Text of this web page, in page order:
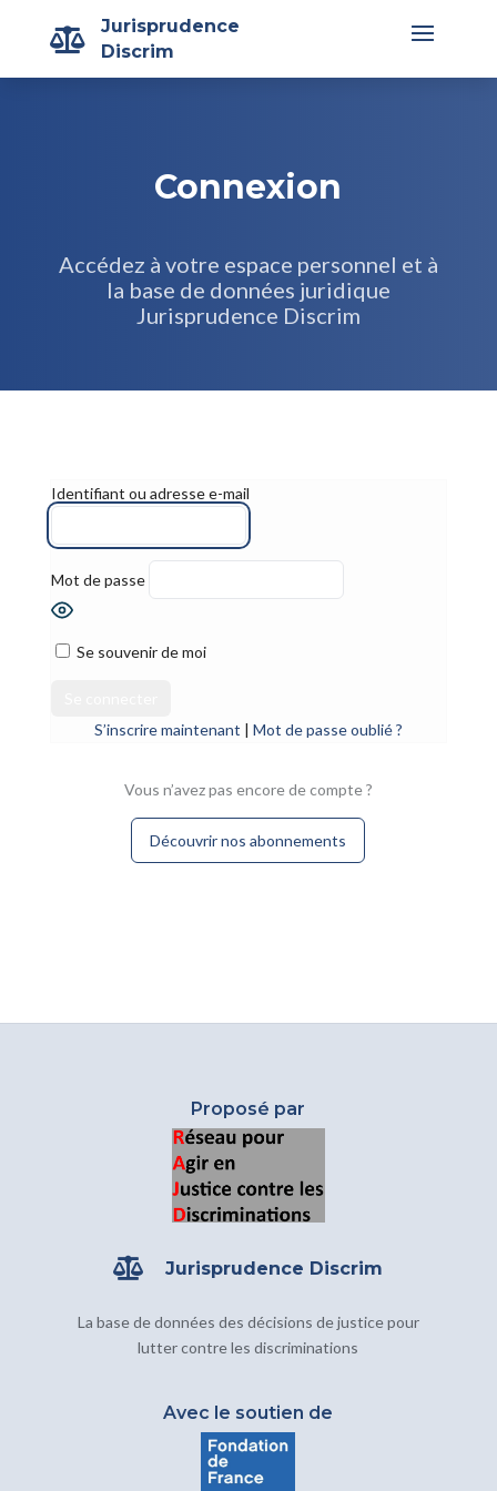

Jurisprudence
Discrim
Connexion
Accédez à votre espace personnel et à
la base de données juridique
Jurisprudence Discrim
Identifiant ou adresse e-mail
Mot de passe
Se souvenir de moi
S’inscrire maintenant | Mot de passe oublié ?
Vous n’avez pas encore de compte ?
Découvrir nos abonnements
Proposé par
 Jurisprudence Discrim
La base de données des décisions de justice pour
lutter contre les discriminations
Avec le soutien de